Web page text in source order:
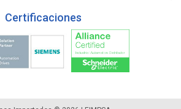
Certificaciones